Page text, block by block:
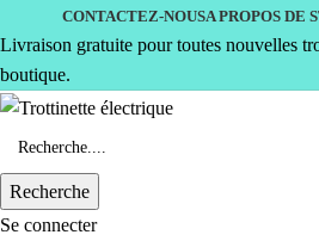
CONTACTEZ-NOUSA PROPOS DE
Livraison gratuite pour toutes nouvelles
boutique.
Recherche
Se connecter